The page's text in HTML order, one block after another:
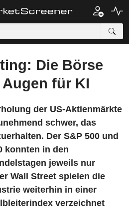
Die Börse
für KI
der US-Aktienmärkte
schwer, das
Der S&P 500 und
konnten in den
jeweils nur
Wall Street spielen die
weiterhin in einer
verzeichnet